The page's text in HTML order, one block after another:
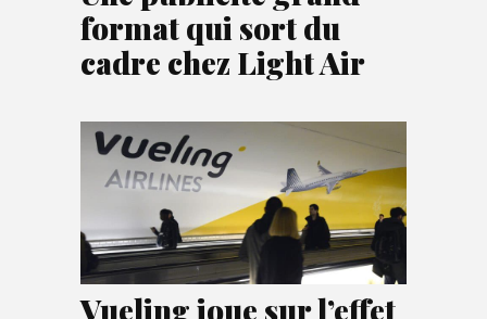
format qui sort du
cadre chez Light Air
Vueling joue sur l’effet